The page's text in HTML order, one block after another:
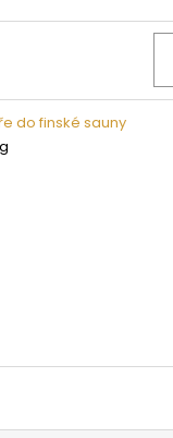
do finské sauny
NA DŘEVO HARVIA